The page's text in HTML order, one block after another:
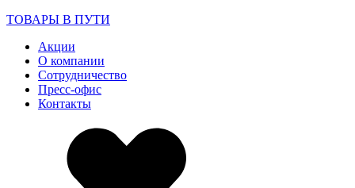
ТОВАРЫ В ПУТИ
Акции
О компании
Сотрудничество
Пресс-офис
Контакты